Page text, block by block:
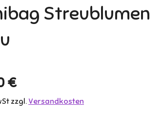
Streublumen
€
zzgl. Versandkosten